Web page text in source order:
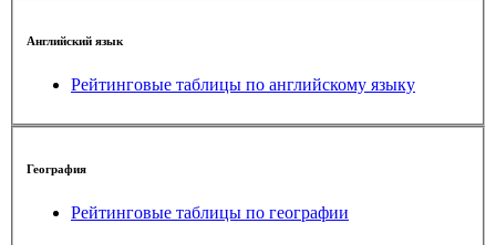
Английский язык
Рейтинговые таблицы по английскому языку
География
Рейтинговые таблицы по географии